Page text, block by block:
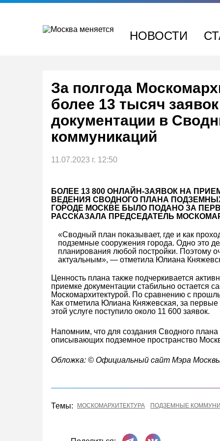
Перейти
НОВОСТИ
За полгода
более 13 тысяч
документации в
коммуникаций
11.07.2023 г. 12:50
БОЛЕЕ 13 800 ОНЛАЙН-ЗАЯВОК НА
ВЕДЕНИЯ СВОДНОГО ПЛАНА
ГОРОДЕ МОСКВЕ БЫЛО ПОДАНО ЗА
РАССКАЗАЛА ПРЕДСЕДАТЕЛЬ
«Сводный план показывает, где и как
подземные сооружения города. Одно это
планирования любой постройки. Поэтому
актуальным», — отметила Юлиана
Ценность плана также подчеркивается
приемке документации стабильно остается
Москомархитектурой. По сравнению с
Как отметила Юлиана Княжевская, за
этой услуге поступило около 11 600 заявок.
Напомним, что для создания Сводного
описывающих подземное пространство
Обложка: © Официальный сайт Мэра
Темы: МОСКОМАРХИТЕКТУРА ПОДЗЕМНЫЕ
Поделиться в Телеграме
Поделиться